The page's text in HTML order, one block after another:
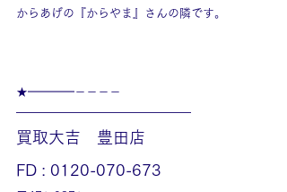
からあげの『からやま』さんの隣です。
★━━━━－－－－
———————————————
買取大吉　豊田店
FD : 0120-070-673